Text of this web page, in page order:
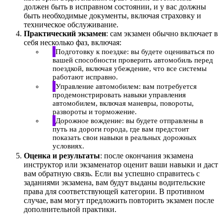
должен быть в исправном состоянии, и у вас должны
быть необходимые документы, включая страховку и
техническое обслуживание.
Практический экзамен: сам экзамен обычно включает в
себя несколько фаз, включая:
Подготовку к поездке: вы будете оцениваться по
вашей способности проверить автомобиль перед
поездкой, включая убеждение, что все системы
работают исправно.
Управление автомобилем: вам потребуется
продемонстрировать навыки управления
автомобилем, включая маневры, повороты,
развороты и торможение.
Дорожное вождение: вы будете отправлены в
путь на дороги города, где вам предстоит
показать свои навыки в реальных дорожных
условиях.
Оценка и результаты: после окончания экзамена
инструктор или экзаменатор оценит ваши навыки и даст
вам обратную связь. Если вы успешно справитесь с
заданиями экзамена, вам будут выданы водительские
права для соответствующей категории. В противном
случае, вам могут предложить повторить экзамен после
дополнительной практики.